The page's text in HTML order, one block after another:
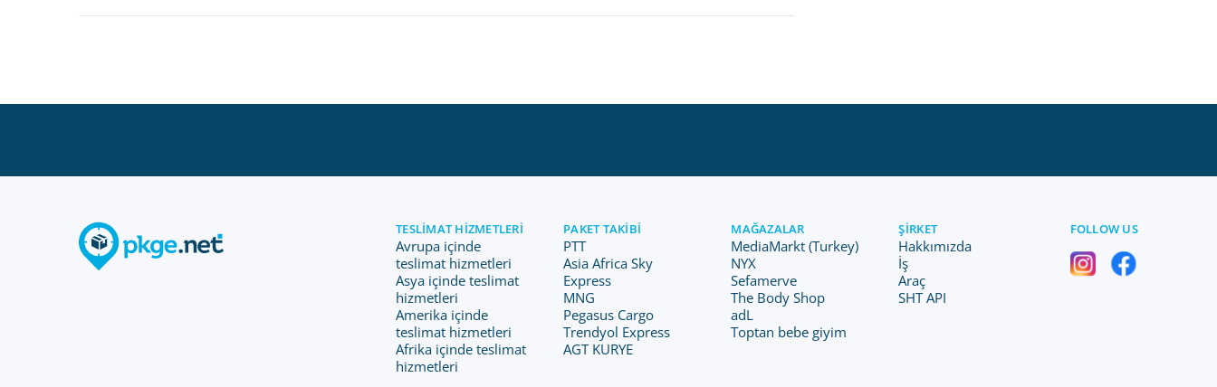
TESLIMAT HIZMETLERI
Avrupa içinde
teslimat hizmetleri
Asya içinde teslimat
hizmetleri
Amerika içinde
teslimat hizmetleri
Afrika içinde teslimat
hizmetleri
PAKET TAKIBI
PTT
Asia Africa Sky
Express
MNG
Pegasus Cargo
Trendyol Express
AGT KURYE
MAĞAZALAR
MediaMarkt (Turkey)
NYX
Sefamerve
The Body Shop
adL
Toptan bebe giyim
ŞIRKET
Hakkımızda
İş
Araç
SHT API
FOLLOW US